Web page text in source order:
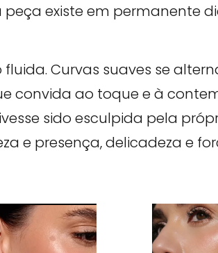
existe em permanente
Curvas suaves se
convida ao toque e à
sido esculpida pela
e presença, delicadeza e